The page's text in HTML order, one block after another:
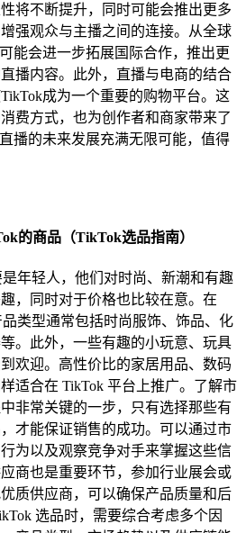
将不断提升，同时可能会推出更多
强观众与主播之间的连接。从全球
能会进一步拓展国际合作，推出更
播内容。此外，直播与电商的结合
成为一个重要的购物平台。这
费方式，也为创作者和商家带来了
播的未来发展充满无限可能，值得
的商品（TikTok选品指南）
年轻人，他们对时尚、新潮和有趣
，同时对于价格也比较在意。在
类型通常包括时尚服饰、饰品、化
。此外，一些有趣的小玩意、玩具
欢迎。高性价比的家居用品、数码
适合在 TikTok 平台上推广。了解市
非常关键的一步，只有选择那些有
才能保证销售的成功。可以通过市
为以及观察竞争对手来掌握这些信
商也是重要环节，参加行业展会或
质供应商，可以确保产品质量和后
选品时，需要综合考虑多个因